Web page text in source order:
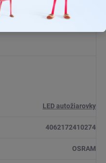
oficiálnymi
LED autožiarovky
4062172410274
OSRAM